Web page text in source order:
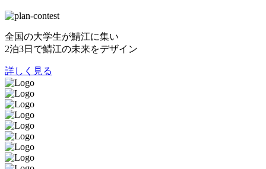
全国の大学生が鯖江に集い
2泊3日で鯖江の未来をデザイン
詳しく見る